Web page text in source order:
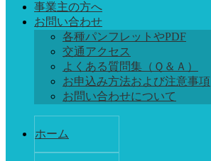
事業主の方へ
お問い合わせ
各種パンフレットやPDF
交通アクセス
よくある質問集（Ｑ＆Ａ）
お申込み方法および注意事項
お問い合わせについて
ホーム